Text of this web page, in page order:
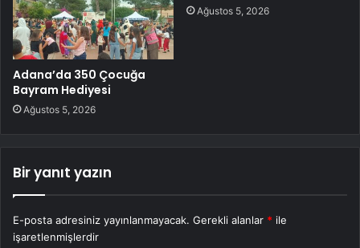
Adana’da 350 Çocuğa
Bayram Hediyesi
Ağustos 5, 2026
Ağustos 5, 2026
Bir yanıt yazın
E-posta adresiniz yayınlanmayacak. Gerekli alanlar * ile
işaretlenmişlerdir